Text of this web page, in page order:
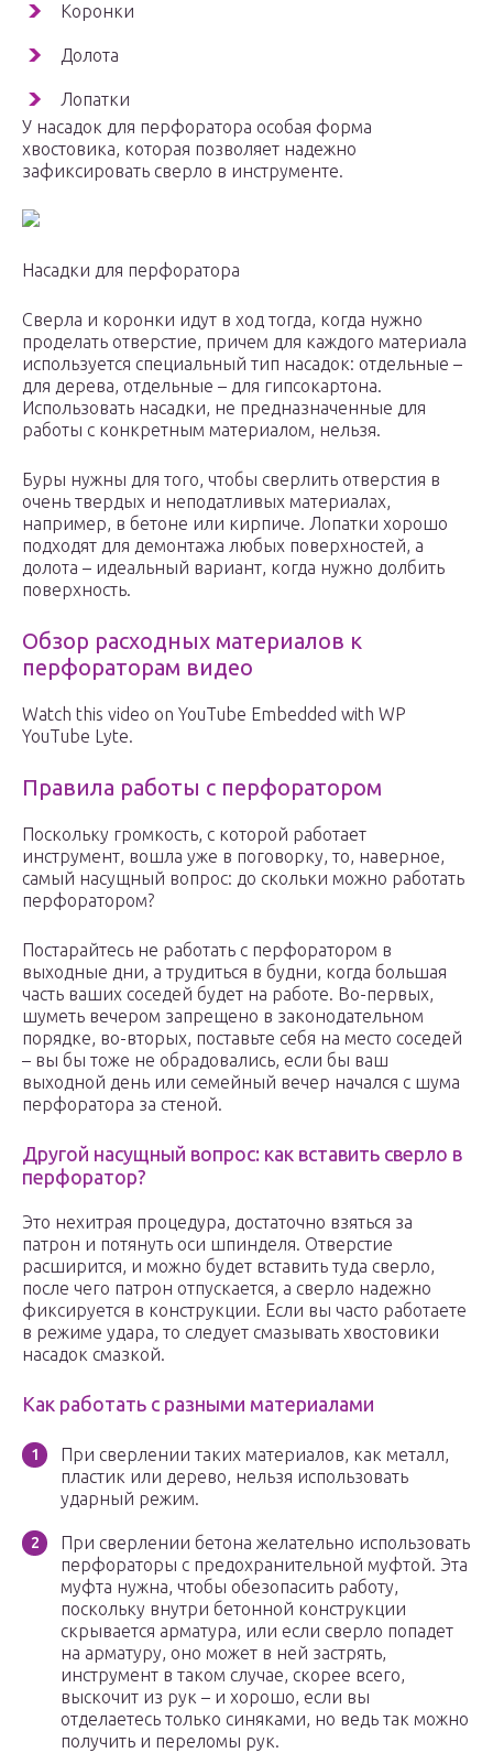
Коронки
Долота
Лопатки
У насадок для перфоратора особая форма
хвостовика, которая позволяет надежно
зафиксировать сверло в инструменте.
Насадки для перфоратора
Сверла и коронки идут в ход тогда, когда нужно
проделать отверстие, причем для каждого материала
используется специальный тип насадок: отдельные –
для дерева, отдельные – для гипсокартона.
Использовать насадки, не предназначенные для
работы с конкретным материалом, нельзя.
Буры нужны для того, чтобы сверлить отверстия в
очень твердых и неподатливых материалах,
например, в бетоне или кирпиче. Лопатки хорошо
подходят для демонтажа любых поверхностей, а
долота – идеальный вариант, когда нужно долбить
поверхность.
Обзор расходных материалов к
перфораторам видео
Watch this video on YouTube Embedded with WP
YouTube Lyte.
Правила работы с перфоратором
Поскольку громкость, с которой работает
инструмент, вошла уже в поговорку, то, наверное,
самый насущный вопрос: до скольки можно работать
перфоратором?
Постарайтесь не работать с перфоратором в
выходные дни, а трудиться в будни, когда большая
часть ваших соседей будет на работе. Во-первых,
шуметь вечером запрещено в законодательном
порядке, во-вторых, поставьте себя на место соседей
– вы бы тоже не обрадовались, если бы ваш
выходной день или семейный вечер начался с шума
перфоратора за стеной.
Другой насущный вопрос: как вставить сверло в
перфоратор?
Это нехитрая процедура, достаточно взяться за
патрон и потянуть оси шпинделя. Отверстие
расширится, и можно будет вставить туда сверло,
после чего патрон отпускается, а сверло надежно
фиксируется в конструкции. Если вы часто работаете
в режиме удара, то следует смазывать хвостовики
насадок смазкой.
Как работать с разными материалами
При сверлении таких материалов, как металл,
пластик или дерево, нельзя использовать
ударный режим.
При сверлении бетона желательно использовать
перфораторы с предохранительной муфтой. Эта
муфта нужна, чтобы обезопасить работу,
поскольку внутри бетонной конструкции
скрывается арматура, или если сверло попадет
на арматуру, оно может в ней застрять,
инструмент в таком случае, скорее всего,
выскочит из рук – и хорошо, если вы
отделаетесь только синяками, но ведь так можно
получить и переломы рук.